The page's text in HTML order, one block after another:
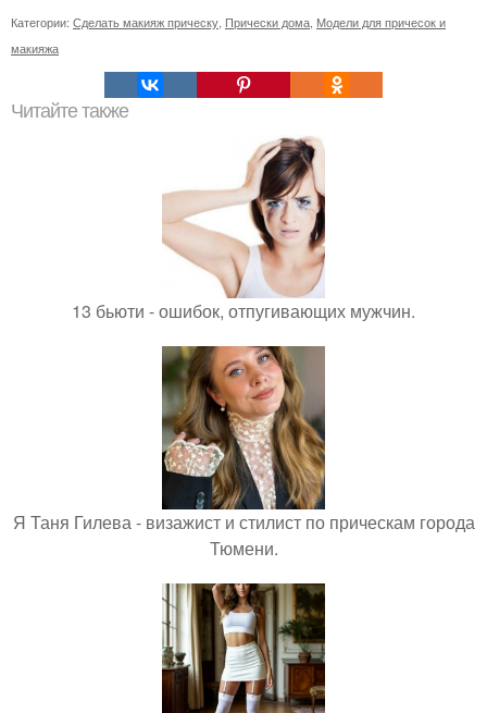
Категории: Сделать макияж прическу, Прически дома, Модели для причесок и
макияжа
Читайте также
13 бьюти - ошибок, отпугивающих мужчин.
Я Таня Гилева - визажист и стилист по прическам города
Тюмени.